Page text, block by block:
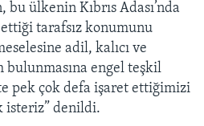
bu ülkenin Kıbrıs Adası’nda
tarafsız konumunu
adil, kalıcı ve
engel teşkil
pek çok defa işaret ettiğimizi
isteriz” denildi.